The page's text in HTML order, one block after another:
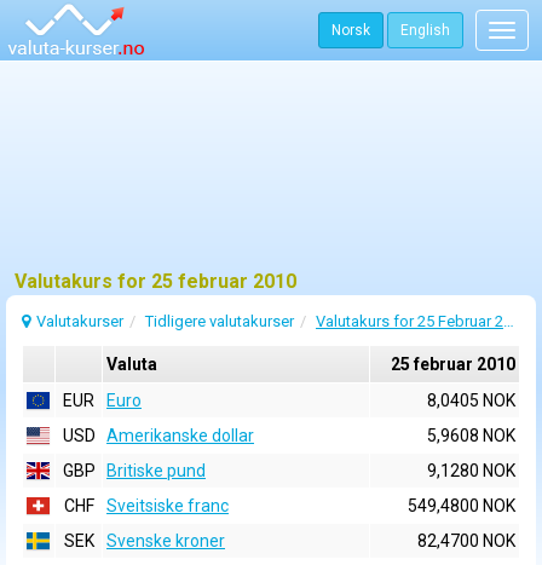
Norsk English
Valutakurs for 25 februar 2010
Valutakurser Tidligere valutakurser Valutakurs for 25 Februar 2010
Valuta
25 februar 2010
EUR
Euro
8,0405 NOK
USD
Amerikanske dollar
5,9608 NOK
GBP
Britiske pund
9,1280 NOK
CHF
Sveitsiske franc
549,4800 NOK
SEK
Svenske kroner
82,4700 NOK